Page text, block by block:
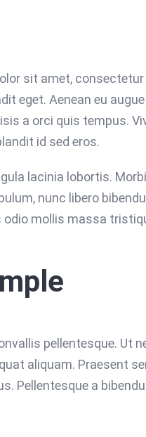
sit amet,
eget. Aenean eu
a orci quis tempus.
id sed eros.
lacinia lobortis.
nunc libero
odio mollis massa
pellentesque. Ut
aliquam. Praesent
Pellentesque a